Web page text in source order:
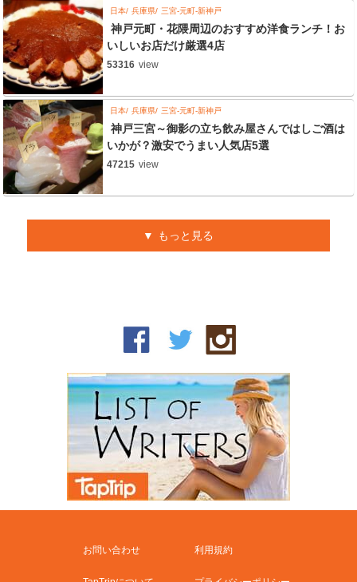
日本 兵庫県 三宮-元町-新神戸
神戸元町・花隈周辺のおすすめ洋食ランチ！お
いしいお店だけ厳選4店
53316 view
日本 兵庫県 三宮-元町-新神戸
神戸三宮～御影の立ち飲み屋さんではしご酒は
いかが？激安でうまい人気店5選
47215 view
もっと見る
お問い合わせ 利用規約